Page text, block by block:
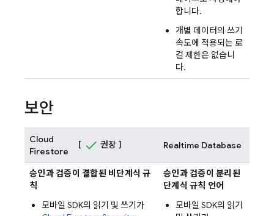
합니다.
개별 데이터의 쓰기
속도에 적용되는 로
컬 제한은 없습니
다.
보안
Cloud
Firestore
[ 권장 ] Realtime Database
승인과 검증이 결합된 비단계식 규
칙
모바일 SDK의 읽기 및 쓰기가
승인과 검증이 분리된
단계식 규칙 언어
모바일 SDK의 읽기